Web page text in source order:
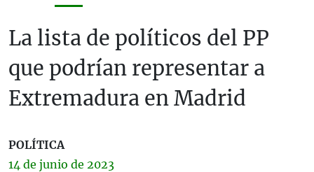
La lista de políticos del PP
que podrían representar a
Extremadura en Madrid
POLÍTICA
14 de junio de 2023